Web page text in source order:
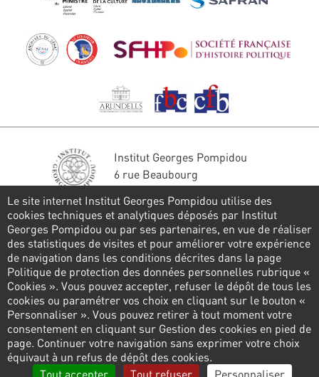
Institut Georges Pompidou
6 rue Beaubourg
Tél. : 01 44 78 41 22
Restons en contact
FORMULAIRE DE CONTACT
Suivez-nous
Pied
dePolitique de confidentialité Gestion des cookies
Le site internet Institut Georges Pompidou utilise des
cookies techniques et analytiques déposés par Institut
Georges Pompidou ou par ses partenaires, en vue de réaliser
des statistiques de visites et pour améliorer votre expérience
de navigation dans les conditions décrites dans la page
Politique de protection des données personnelles rubrique «
Cookies ». Vous pouvez accepter, refuser le dépôt de tous les
cookies ou paramétrer vos choix en cliquant sur le bouton «
Personnaliser ». Vous pouvez retirer à tout moment votre
consentement en cliquant sur Gestion des cookies en pied de
page. Continuer votre navigation sans exprimer votre choix
équivaut à un refus de dépôt des cookies.
Tout accepter
Tout refuser Personnaliser